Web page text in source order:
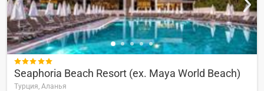

Seaphoria Beach Resort (ex. Maya World Beach)
Турция, Аланья